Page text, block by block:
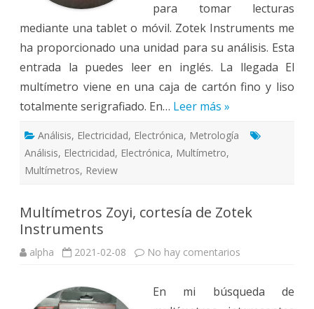
para tomar lecturas
mediante una tablet o móvil. Zotek Instruments me
ha proporcionado una unidad para su análisis. Esta
entrada la puedes leer en inglés. La llegada El
multímetro viene en una caja de cartón fino y liso
totalmente serigrafiado. En… Leer más »
Análisis, Electricidad, Electrónica, Metrología
Análisis, Electricidad, Electrónica, Multímetro,
Multímetros, Review
Multímetros Zoyi, cortesía de Zotek
Instruments
alpha 2021-02-08 No hay comentarios
de
En mi búsqueda de